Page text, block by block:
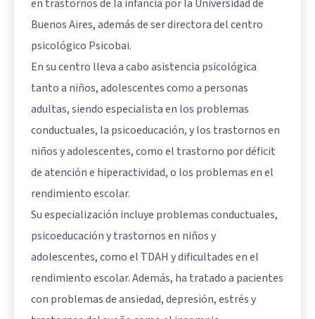
en trastornos de la infancia por la Universidad de
Buenos Aires, además de ser directora del centro
psicológico Psicobai.
En su centro lleva a cabo asistencia psicológica
tanto a niños, adolescentes como a personas
adultas, siendo especialista en los problemas
conductuales, la psicoeducación, y los trastornos en
niños y adolescentes, como el trastorno por déficit
de atención e hiperactividad, o los problemas en el
rendimiento escolar.
Su especialización incluye problemas conductuales,
psicoeducación y trastornos en niños y
adolescentes, como el TDAH y dificultades en el
rendimiento escolar. Además, ha tratado a pacientes
con problemas de ansiedad, depresión, estrés y